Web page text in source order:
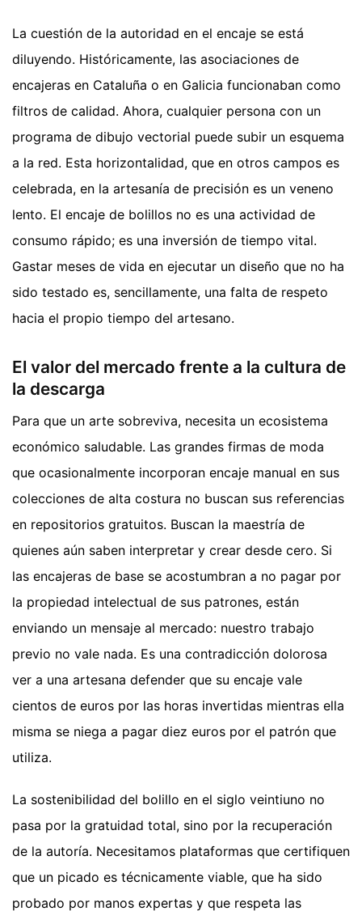
La cuestión de la autoridad en el encaje se está
diluyendo. Históricamente, las asociaciones de
encajeras en Cataluña o en Galicia funcionaban como
filtros de calidad. Ahora, cualquier persona con un
programa de dibujo vectorial puede subir un esquema
a la red. Esta horizontalidad, que en otros campos es
celebrada, en la artesanía de precisión es un veneno
lento. El encaje de bolillos no es una actividad de
consumo rápido; es una inversión de tiempo vital.
Gastar meses de vida en ejecutar un diseño que no ha
sido testado es, sencillamente, una falta de respeto
hacia el propio tiempo del artesano.
El valor del mercado frente a la cultura de
la descarga
Para que un arte sobreviva, necesita un ecosistema
económico saludable. Las grandes firmas de moda
que ocasionalmente incorporan encaje manual en sus
colecciones de alta costura no buscan sus referencias
en repositorios gratuitos. Buscan la maestría de
quienes aún saben interpretar y crear desde cero. Si
las encajeras de base se acostumbran a no pagar por
la propiedad intelectual de sus patrones, están
enviando un mensaje al mercado: nuestro trabajo
previo no vale nada. Es una contradicción dolorosa
ver a una artesana defender que su encaje vale
cientos de euros por las horas invertidas mientras ella
misma se niega a pagar diez euros por el patrón que
utiliza.
La sostenibilidad del bolillo en el siglo veintiuno no
pasa por la gratuidad total, sino por la recuperación
de la autoría. Necesitamos plataformas que certifiquen
que un picado es técnicamente viable, que ha sido
probado por manos expertas y que respeta las